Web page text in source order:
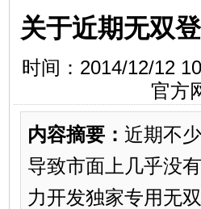
关于近期无双
时间：2014/12/12
官方
内容摘要： 近期不
导致市面上几乎没
力开发独家专用无